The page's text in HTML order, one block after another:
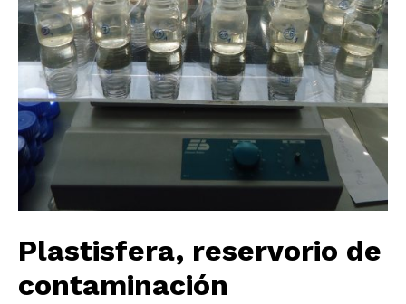
Plastisfera, reservorio de
contaminación